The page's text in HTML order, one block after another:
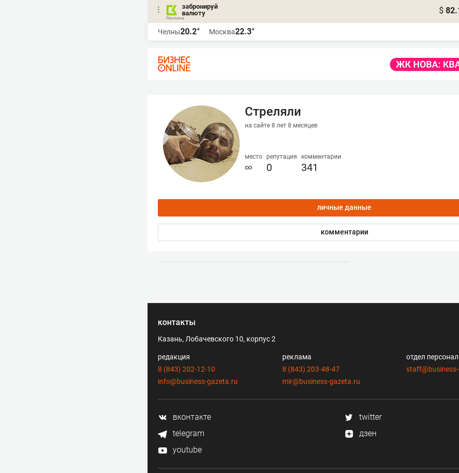
забронируй
валюту
$
Челны20.2° Москва22.3°
Стреляли
на сайте 8 лет 8 месяцев
место
∞
репутация
0
комментарии
341
личные данные
комментарии
контакты
Казань, Лобачевского 10, корпус 2
редакция
8 (843) 202-12-10
info@business-gazeta.ru
реклама
8 (843) 203-48-47
mir@business-gazeta.ru
отдел
вконтакте
twitter
telegram
дзен
youtube